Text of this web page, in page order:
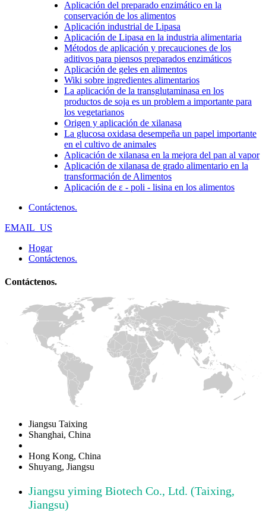
Aplicación del preparado enzimático en la
conservación de los alimentos
Aplicación industrial de Lipasa
Aplicación de Lipasa en la industria alimentaria
Métodos de aplicación y precauciones de los
aditivos para piensos preparados enzimáticos
Aplicación de geles en alimentos
Wiki sobre ingredientes alimentarios
La aplicación de la transglutaminasa en los
productos de soja es un problem a importante para
los vegetarianos
Origen y aplicación de xilanasa
La glucosa oxidasa desempeña un papel importante
en el cultivo de animales
Aplicación de xilanasa en la mejora del pan al vapor
Aplicación de xilanasa de grado alimentario en la
transformación de Alimentos
Aplicación de ε - poli - lisina en los alimentos
Contáctenos.
EMAIL_US
Hogar
Contáctenos.
Contáctenos.
Jiangsu Taixing
Shanghai, China
Hong Kong, China
Shuyang, Jiangsu
Jiangsu yiming Biotech Co., Ltd. (Taixing,
Jiangsu)